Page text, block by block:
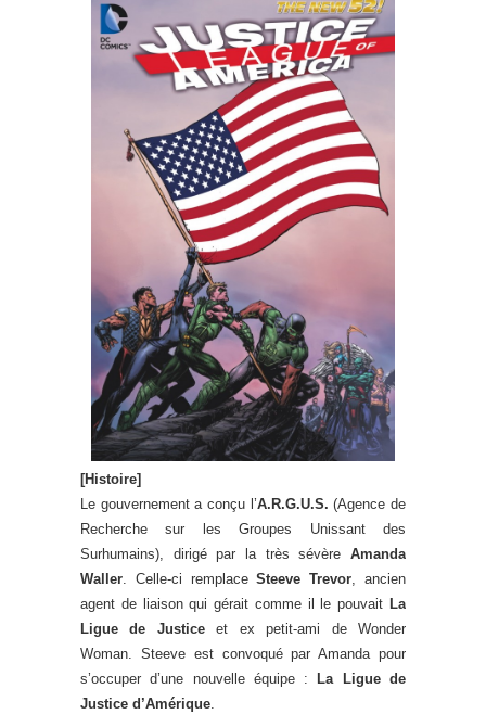
[Histoire]
Le gouvernement a conçu l’A.R.G.U.S. (Agence de
Recherche sur les Groupes Unissant des
Surhumains), dirigé par la très sévère Amanda
Waller. Celle-ci remplaceSteeve Trevor, ancien
agent de liaison qui gérait comme il le pouvait La
Ligue de Justiceet ex petit-ami de Wonder
Woman. Steeve est convoqué par Amanda pour
s’occuper d’une nouvelle équipe :
La Ligue de
Justice d’Amérique.